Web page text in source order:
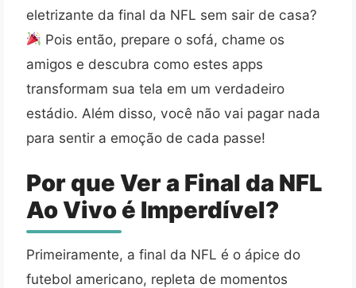
eletrizante da final da NFL sem sair de casa?
Pois então, prepare o sofá, chame os
amigos e descubra como estes apps
transformam sua tela em um verdadeiro
estádio. Além disso, você não vai pagar nada
para sentir a emoção de cada passe!
Por que Ver a Final da NFL
Ao Vivo é Imperdível?
Primeiramente, a final da NFL é o ápice do
futebol americano, repleta de momentos